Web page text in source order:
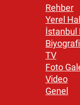
Rehber
Yerel
İstanbul
TV
Foto
Video
Genel